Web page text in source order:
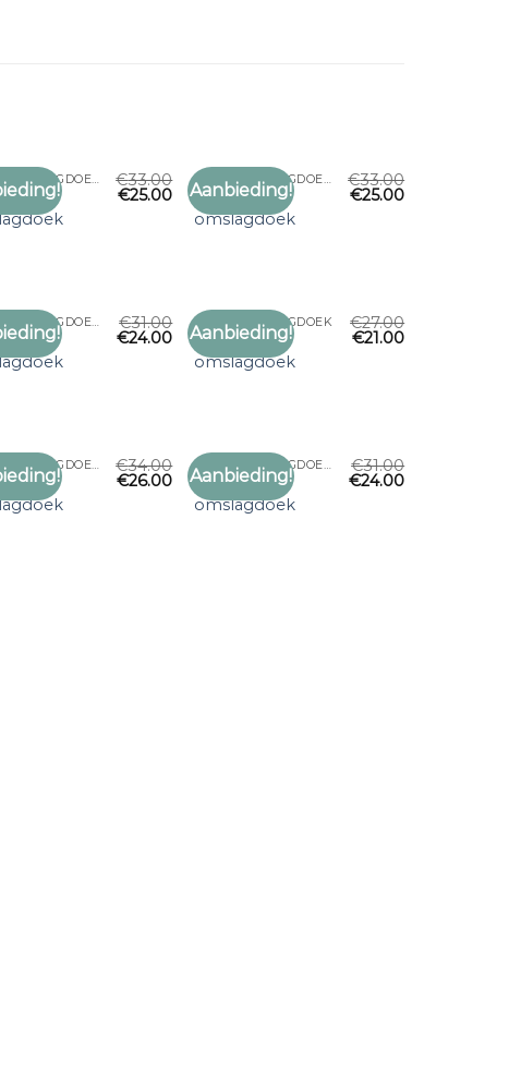
Toevoegen
GROTE OMSLAGDOEK €33.00
€25.00 Aanbieding!
Toevoegen
GROTE OMSLAGDOEK
grote
omslagdoek
€33.00
€25.00
Toevoegen
GROTE OMSLAGDOEK €31.00
€24.00 Aanbieding!
Toevoegen
GROTE OMSLAGDOEK
grote
omslagdoek
€27.00
€21.00
Toevoegen
GROTE OMSLAGDOEK €34.00
€26.00 Aanbieding!
Toevoegen
GROTE OMSLAGDOEK
grote
omslagdoek
€31.00
€24.00